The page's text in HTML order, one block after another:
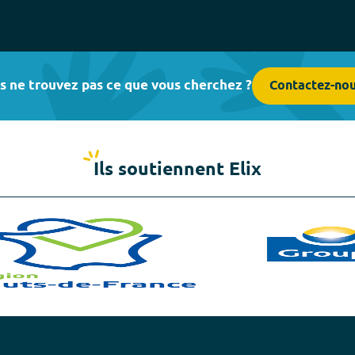
ne trouvez pas ce que vous cherchez ? Contactez-
Ils soutiennent Elix